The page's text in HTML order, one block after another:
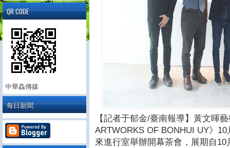
【記者于郁金/臺南報導】黃文暉
ARTWORKS OF BONHUI UY》
來進行室舉辦開幕茶會，展期自
QR CODE
中華鱻傳媒
每日新聞